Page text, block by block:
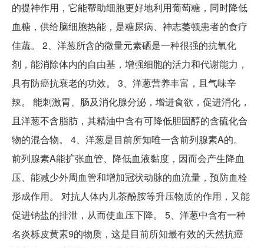
的提神作用，它能帮助细胞更好地利用葡萄糖，同时降低
血糖，供给脑细胞热能，是糖尿病、神志萎顿患者的食疗
佳蔬。 2、洋葱所含的微量元素硒是一种很强的抗氧化
剂，能消除体内的自由基，增强细胞的活力和代谢能力，
具有防癌抗衰老的功效。 3、洋葱营养丰富，且气味辛
辣。 能刺激胃、肠及消化腺分泌，增进食欲，促进消化，
且洋葱不含脂肪，其精油中含有可降低胆固醇的含硫化合
物的混合物。 4、洋葱是目前所知唯一含前列腺素A的。
前列腺素A能扩张血管、降低血液黏度，因而会产生降血
压、能减少外周血管和增加冠状动脉的血流量，预防血栓
形成作用。 对抗人体内儿茶酚胺等升压物质的作用，又能
促进钠盐的排泄，从而使血压下降。 5、洋葱中含有一种
名炎栎皮黄素9的物质，这是目前所知最有效的天然抗癌